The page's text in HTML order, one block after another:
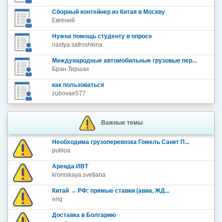
Сборный контейнер из Китая в Москву
Евгений
Нужна помощь студенту в опросе
nastya.safroshkina
Международные автомобильные грузовые пер...
Бран Тиршах
как пользоваться
zubovae577
Важные темы
Необходима грузоперевозка Гомель Санкт П...
putiloa
Аренда ИВТ
kromskaya.svetlana
Китай → РФ: прямые ставки (авиа, ЖД...
eriq
Доставка в Болгарию